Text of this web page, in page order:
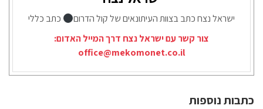
ישראל נצח כתב בצוות העיתונאים של קול הדרום
כתב כללי
צור קשר עם ישראל נצח דרך המייל האדום:
office@mekomonet.co.il
כתבות נוספות